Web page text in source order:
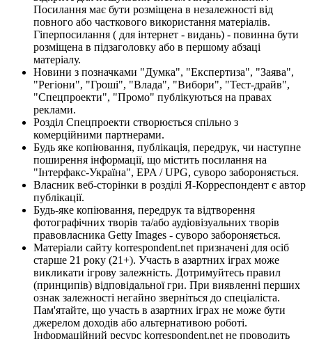
Посилання має бути розміщена в незалежності від
повного або часткового використання матеріалів.
Гіперпосилання ( для інтернет - видань) - повинна бути
розміщена в підзаголовку або в першому абзаці
матеріалу.
Новини з позначками "Думка", "Експертиза", "Заява",
"Регіони", "Гроші", "Влада", "Вибори", "Тест-драйв",
"Спецпроекти", "Промо" публікуються на правах
реклами.
Розділ Спецпроекти створюється спільно з
комерційними партнерами.
Будь яке копіювання, публікація, передрук, чи наступне
поширення інформації, що містить посилання на
"Інтерфакс-Україна", EPA / UPG, суворо забороняється.
Власник веб-сторінки в розділі Я-Корреспондент є автор
публікації.
Будь-яке копіювання, передрук та відтворення
фотографічних творів та/або аудіовізуальних творів
правовласника Getty Images - суворо забороняється.
Матеріали сайту korrespondent.net призначені для осіб
старше 21 року (21+). Участь в азартних іграх може
викликати ігрову залежність. Дотримуйтесь правил
(принципів) відповідальної гри. При виявленні перших
ознак залежності негайно зверніться до спеціаліста.
Пам'ятайте, що участь в азартних іграх не може бути
джерелом доходів або альтернативою роботі.
Інформаційний ресурс korrespondent.net не проводить